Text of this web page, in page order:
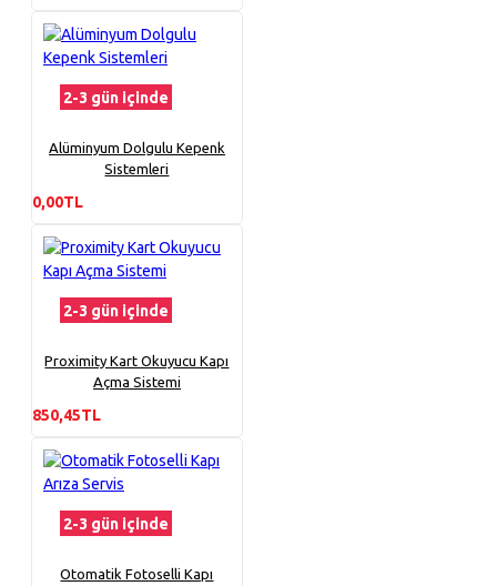
2-3 gün içinde
Alüminyum Dolgulu Kepenk
Sistemleri
0,00TL
2-3 gün içinde
Proximity Kart Okuyucu Kapı
Açma Sistemi
850,45TL
2-3 gün içinde
Otomatik Fotoselli Kapı